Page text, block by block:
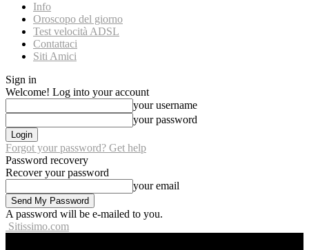
Info
Oroscopo del giorno
Test velocità ADSL
Contattaci
Siti Amici
Sign in
Welcome! Log into your account
your username
your password
Forgot your password? Get help
Password recovery
Recover your password
your email
A password will be e-mailed to you.
Sitissimo.com